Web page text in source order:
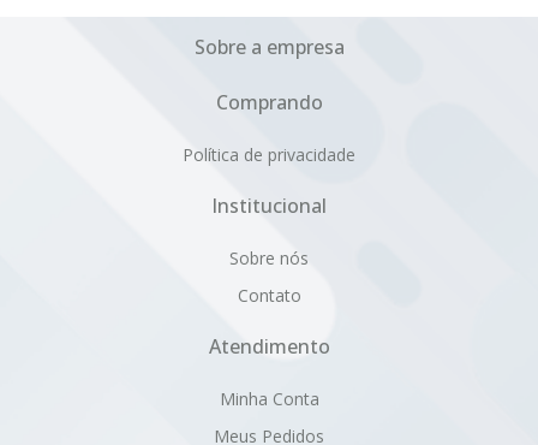
Sobre a empresa
Comprando
Política de privacidade
Institucional
Sobre nós
Contato
Atendimento
Minha Conta
Meus Pedidos